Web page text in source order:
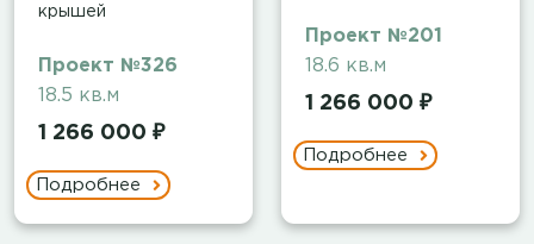
крышей
Проект №326
18.5 кв.м
1 266 000 ₽
Подробнее
Проект №201
18.6 кв.м
1 266 000 ₽
Подробнее